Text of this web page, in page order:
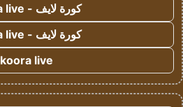
كورة لايف - koora live
كورة لايف - koora live
koora live